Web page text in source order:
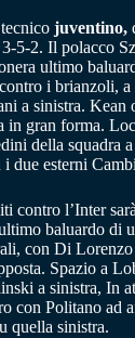
juventino,
5-2. Il polacco
ultimo
i brianzoli, a
a sinistra.
in gran forma.
della squadra
due esterni
contro l’Inter
baluardo di
con Di Lorenzo
Spazio a
a sinistra, In
con Politano ad
quella sinistra.